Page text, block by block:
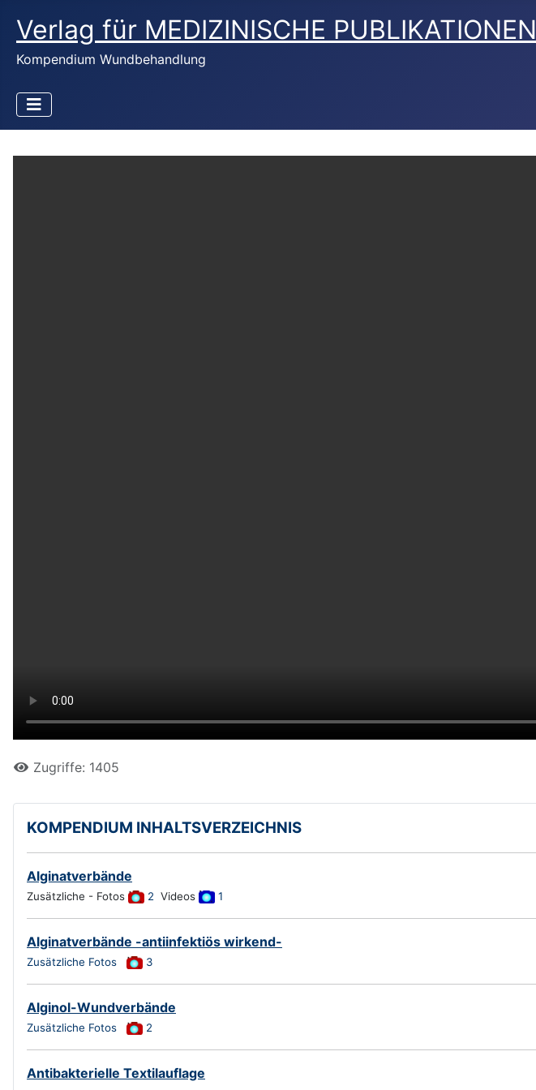
Verlag für MEDIZINISCHE PUBLIKATIONEN
Kompendium Wundbehandlung
Zugriffe: 1405
KOMPENDIUM INHALTSVERZEICHNIS
Alginatverbände
Zusätzliche - Fotos 2 Videos 1
Alginatverbände -antiinfektiös wirkend-
Zusätzliche Fotos 3
Alginol-Wundverbände
Zusätzliche Fotos 2
Antibakterielle Textilauflage